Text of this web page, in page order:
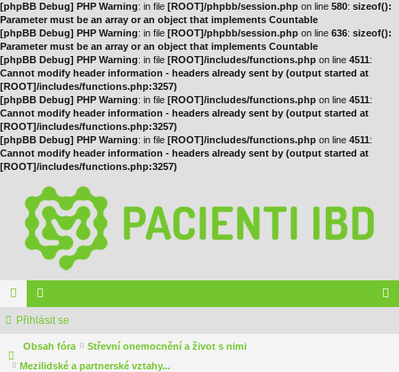
[phpBB Debug] PHP Warning: in file [ROOT]/phpbb/session.php on line 580: sizeof():
Parameter must be an array or an object that implements Countable
[phpBB Debug] PHP Warning: in file [ROOT]/phpbb/session.php on line 636: sizeof():
Parameter must be an array or an object that implements Countable
[phpBB Debug] PHP Warning: in file [ROOT]/includes/functions.php on line 4511:
Cannot modify header information - headers already sent by (output started at
[ROOT]/includes/functions.php:3257)
[phpBB Debug] PHP Warning: in file [ROOT]/includes/functions.php on line 4511:
Cannot modify header information - headers already sent by (output started at
[ROOT]/includes/functions.php:3257)
[phpBB Debug] PHP Warning: in file [ROOT]/includes/functions.php on line 4511:
Cannot modify header information - headers already sent by (output started at
[ROOT]/includes/functions.php:3257)
ór le
no
Přihlásit se
Obsah fóra
Střevní onemocnění a život s nimi
Mezilidské a partnerské vztahy...